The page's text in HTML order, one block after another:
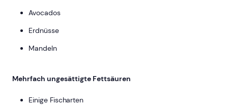
Avocados
Erdnüsse
Mandeln
Mehrfach ungesättigte Fettsäuren
Einige Fischarten